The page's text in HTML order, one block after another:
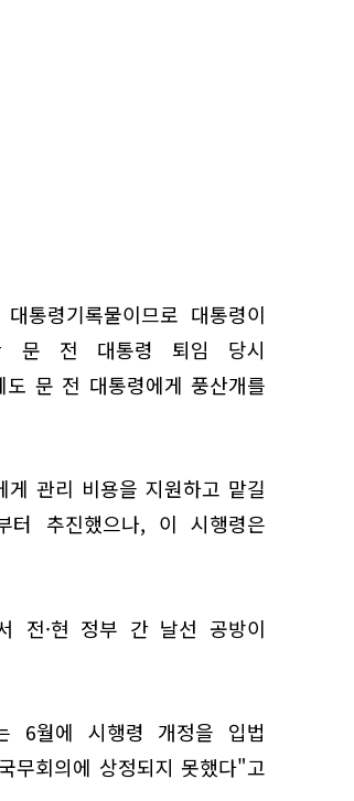
통령기록물이므로 대통령이
문 전 대통령 퇴임 당시
문 전 대통령에게 풍산개를
관리 비용을 지원하고 맡길
추진했으나, 이 시행령은
전·현 정부 간 날선 공방이
6월에 시행령 개정을 입법
무회의에 상정되지 못했다"고